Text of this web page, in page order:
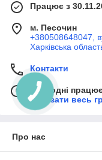
Працює з
м. Песочин
+380508648047,
Харківська
Контакти
Сьогодні
Показати весь
Про нас